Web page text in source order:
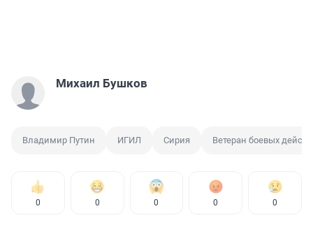
Михаил Бушков
Владимир Путин ИГИЛ Сирия Ветеран боевых
0 0 0 0 0